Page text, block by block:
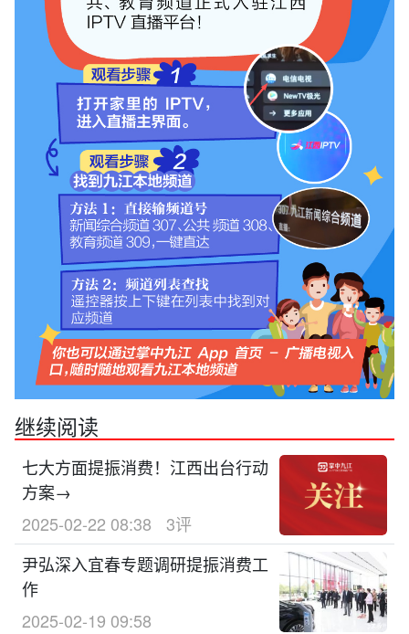
继续阅读
七大方面提振消费！江西出台行动
方案→
2025-02-22 08:38
3评
尹弘深入宜春专题调研提振消费工
作
2025-02-19 09:58